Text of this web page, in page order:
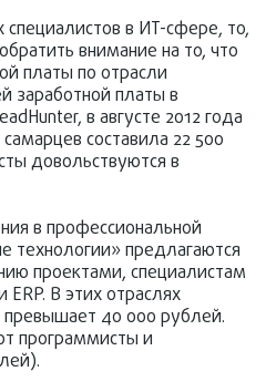
специалистов в ИТ-сфере, то,
внимание на то, что
платы по отрасли
заработной платы в
в августе 2012 года
составила 22 500
довольствуются в
в профессиональной
технологии» предлагаются
проектами, специалистам
В этих отраслях
превышает 40 000 рублей.
программисты и